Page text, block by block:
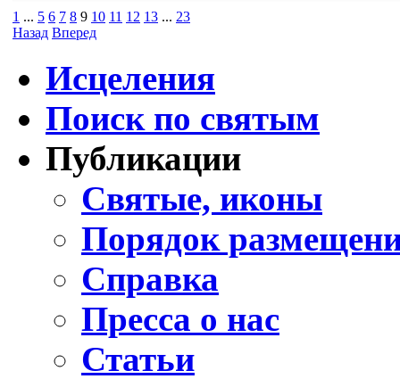
1 ... 5 6 7 8 9 10 11 12 13 ... 23
Назад Вперед
Исцеления
Поиск по святым
Публикации
Святые, иконы
Порядок
Справка
Пресса о нас
Статьи